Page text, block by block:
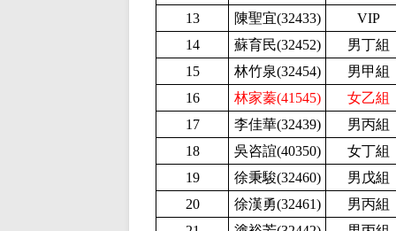
13
陳聖宜(32433)
VIP
14
蘇育民(32452)
男丁組
15
林竹泉(32454)
男甲組
16
林家蓁(41545)
女乙組
17
李佳華(32439)
男丙組
18
吳咨誼(40350)
女丁組
19
徐秉駿(32460)
男戊組
20
徐漢勇(32461)
男丙組